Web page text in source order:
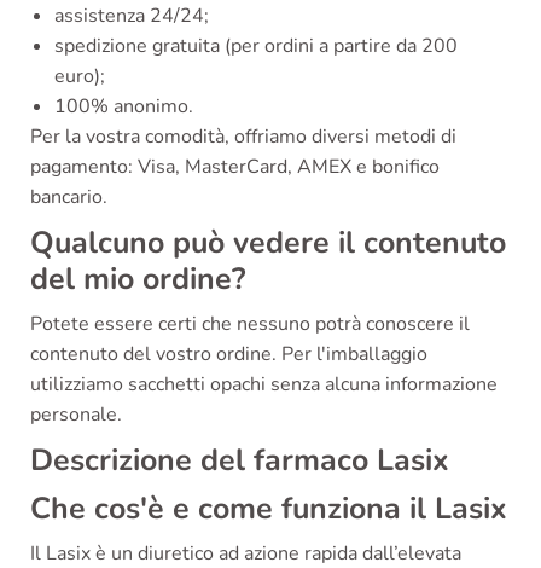
assistenza 24/24;
spedizione gratuita (per ordini a partire da 200
euro);
100% anonimo.
Per la vostra comodità, offriamo diversi metodi di
pagamento: Visa, MasterCard, AMEX e bonifico
bancario.
Qualcuno può vedere il contenuto
del mio ordine?
Potete essere certi che nessuno potrà conoscere il
contenuto del vostro ordine. Per l'imballaggio
utilizziamo sacchetti opachi senza alcuna informazione
personale.
Descrizione del farmaco Lasix
Che cos'è e come funziona il Lasix
Il Lasix è un diuretico ad azione rapida dall’elevata